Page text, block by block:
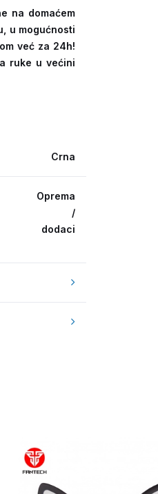
na domaćem
u mogućnosti
već za 24h!
ruke u većini
Crna
Oprema
/
dodaci